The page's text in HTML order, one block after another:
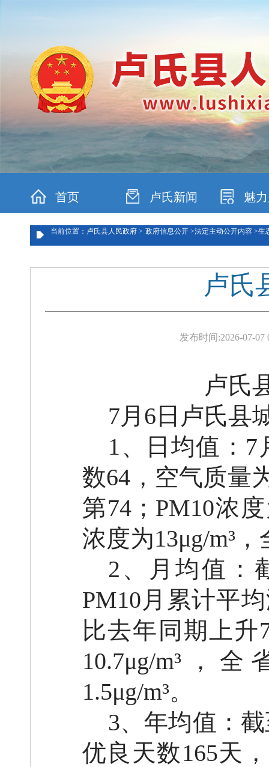
首页 卢氏新闻 魅
当前位置：卢氏县人民政府 > 政府信息公开 >法定主动公开内容 >生
卢氏
发布时间:2026-07-07
卢氏
7月6日卢氏县
1、日均值：
数64，空气质量
第74；PM10浓
浓度为13μg/m³
2、月均值：
PM10月累计平
比去年同期上升
10.7μg/m³，
1.5μg/m³。
3、年均值：
优良天数165天